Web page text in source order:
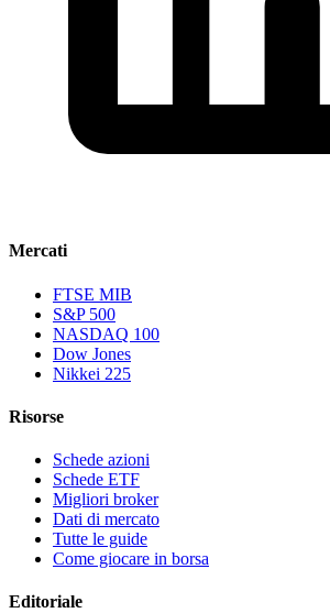
Mercati
FTSE MIB
S&P 500
NASDAQ 100
Dow Jones
Nikkei 225
Risorse
Schede azioni
Schede ETF
Migliori broker
Dati di mercato
Tutte le guide
Come giocare in borsa
Editoriale